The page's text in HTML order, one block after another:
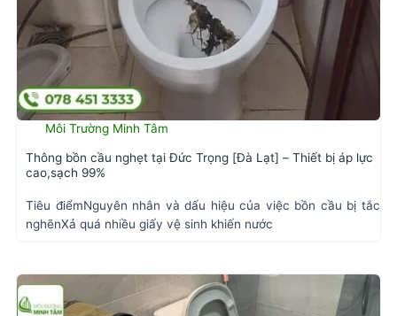
Môi Trường Minh Tâm
Thông bồn cầu nghẹt tại Đức Trọng [Đà Lạt] – Thiết bị áp lực
cao,sạch 99%
Tiêu điểmNguyên nhân và dấu hiệu của việc bồn cầu bị tắc
nghẽnXả quá nhiều giấy vệ sinh khiến nước